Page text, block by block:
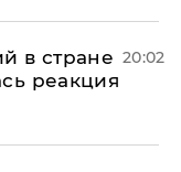
в стране
реакция
20:02